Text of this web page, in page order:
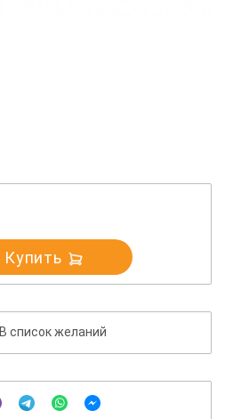
Купить
В список желаний